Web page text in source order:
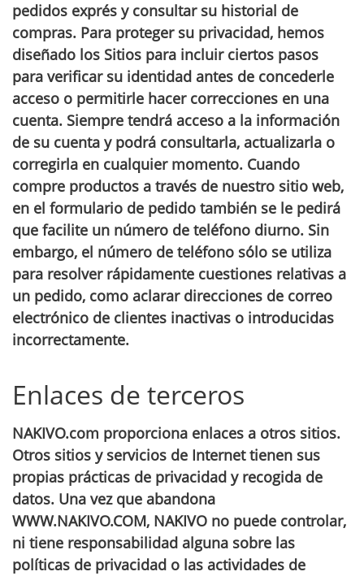
pedidos exprés y consultar su historial de
compras. Para proteger su privacidad, hemos
diseñado los Sitios para incluir ciertos pasos
para verificar su identidad antes de concederle
acceso o permitirle hacer correcciones en una
cuenta. Siempre tendrá acceso a la información
de su cuenta y podrá consultarla, actualizarla o
corregirla en cualquier momento. Cuando
compre productos a través de nuestro sitio web,
en el formulario de pedido también se le pedirá
que facilite un número de teléfono diurno. Sin
embargo, el número de teléfono sólo se utiliza
para resolver rápidamente cuestiones relativas a
un pedido, como aclarar direcciones de correo
electrónico de clientes inactivas o introducidas
incorrectamente.
Enlaces de terceros
NAKIVO.com proporciona enlaces a otros sitios.
Otros sitios y servicios de Internet tienen sus
propias prácticas de privacidad y recogida de
datos. Una vez que abandona
WWW.NAKIVO.COM, NAKIVO no puede controlar,
ni tiene responsabilidad alguna sobre las
políticas de privacidad o las actividades de